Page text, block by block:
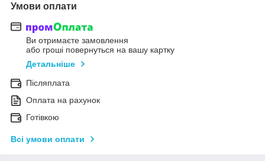
Умови оплати
Ви отримаєте замовлення
або гроші повернуться на вашу картку
Детальніше
Післяплата
Оплата на рахунок
Готівкою
Всі умови оплати